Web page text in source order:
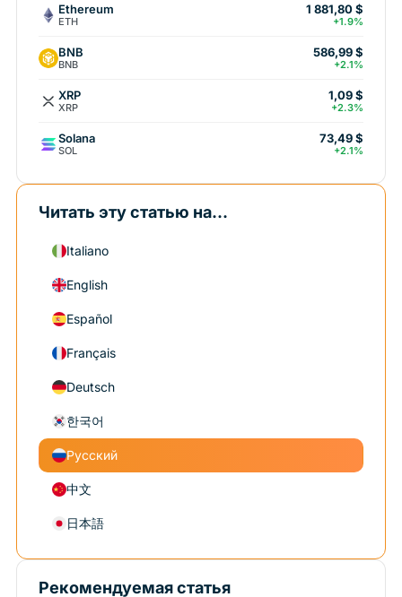
Ethereum
ETH
1 881,80 $
+1.9%
BNB
BNB
586,99 $
+2.1%
XRP
XRP
1,09 $
+2.3%
Solana
SOL
73,49 $
+2.1%
Читать эту статью на...
Italiano
English
Español
Français
Deutsch
한국어
Русский
中文
日本語
Рекомендуемая статья